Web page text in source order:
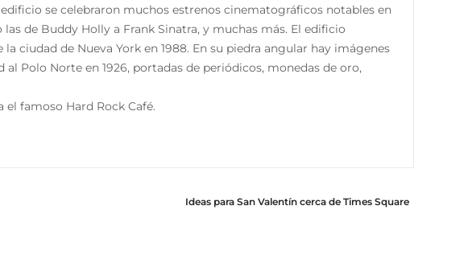
se celebraron muchos estrenos cinematográficos notables en
de Buddy Holly a Frank Sinatra, y muchas más. El edificio
ciudad de Nueva York en 1988. En su piedra angular hay imágenes
Polo Norte en 1926, portadas de periódicos, monedas de oro,
famoso Hard Rock Café.
Ideas para San Valentín cerca de Times Square